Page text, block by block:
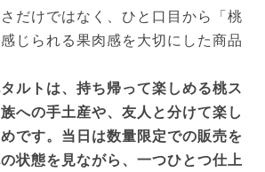
だけではなく、ひと口目から「桃
じられる果肉感を大切にした商品
ルトは、持ち帰って楽しめる桃ス
への手土産や、友人と分けて楽し
です。当日は数量限定での販売を
状態を見ながら、一つひとつ仕上